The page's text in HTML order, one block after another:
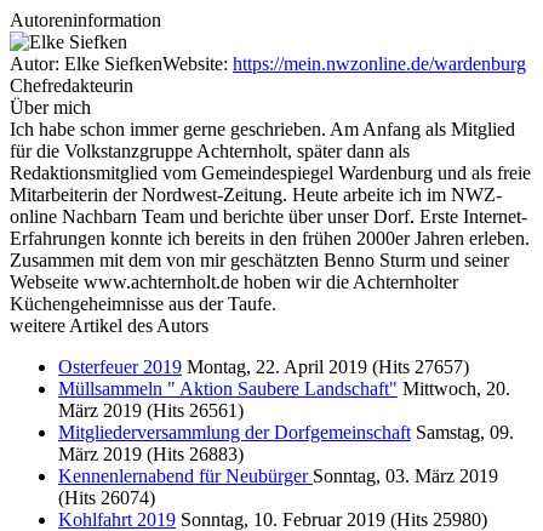
Autoreninformation
Autor: Elke SiefkenWebsite: https://mein.nwzonline.de/wardenburg
Chefredakteurin
Über mich
Ich habe schon immer gerne geschrieben. Am Anfang als Mitglied
für die Volkstanzgruppe Achternholt, später dann als
Redaktionsmitglied vom Gemeindespiegel Wardenburg und als freie
Mitarbeiterin der Nordwest-Zeitung. Heute arbeite ich im NWZ-
online Nachbarn Team und berichte über unser Dorf. Erste Internet-
Erfahrungen konnte ich bereits in den frühen 2000er Jahren erleben.
Zusammen mit dem von mir geschätzten Benno Sturm und seiner
Webseite www.achternholt.de hoben wir die Achternholter
Küchengeheimnisse aus der Taufe.
weitere Artikel des Autors
Osterfeuer 2019 Montag, 22. April 2019 (Hits 27657)
Müllsammeln " Aktion Saubere Landschaft" Mittwoch, 20.
März 2019 (Hits 26561)
Mitgliederversammlung der Dorfgemeinschaft Samstag, 09.
März 2019 (Hits 26883)
Kennenlernabend für Neubürger Sonntag, 03. März 2019
(Hits 26074)
Kohlfahrt 2019 Sonntag, 10. Februar 2019 (Hits 25980)